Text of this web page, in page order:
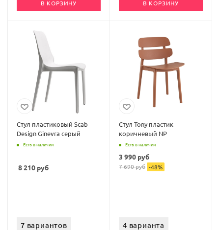
В КОРЗИНУ В КОРЗИНУ
Стул пластиковый Scab
Design Ginevra серый
Есть в наличии
8 210 руб
7 вариантов
Стул Tony пластик
коричневый NP
Есть в наличии
3 990 руб
7 690руб -48%
4 варианта